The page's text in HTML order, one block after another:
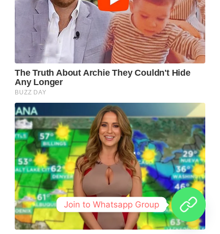
Join to Whatsapp Group